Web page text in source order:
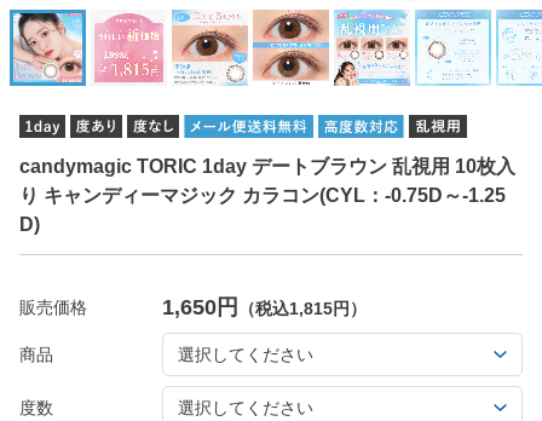
candymagic TORIC 1day デートブラウン 乱視用 10枚入
り キャンディーマジック カラコン(CYL：-0.75D～-1.25
D)
販売価格 1,650円 （税込1,815円）
商品
度数